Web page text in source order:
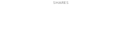
SHARES